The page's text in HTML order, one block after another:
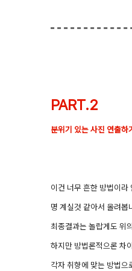
PART.2
분위기 있는 사진 연출하
이건 너무 흔한 방법이
명 계실것 같아서 올려봅
최종결과는 놀랍게도 위
하지만 방법론적으론 차
각자 취향에 맞는 방법으